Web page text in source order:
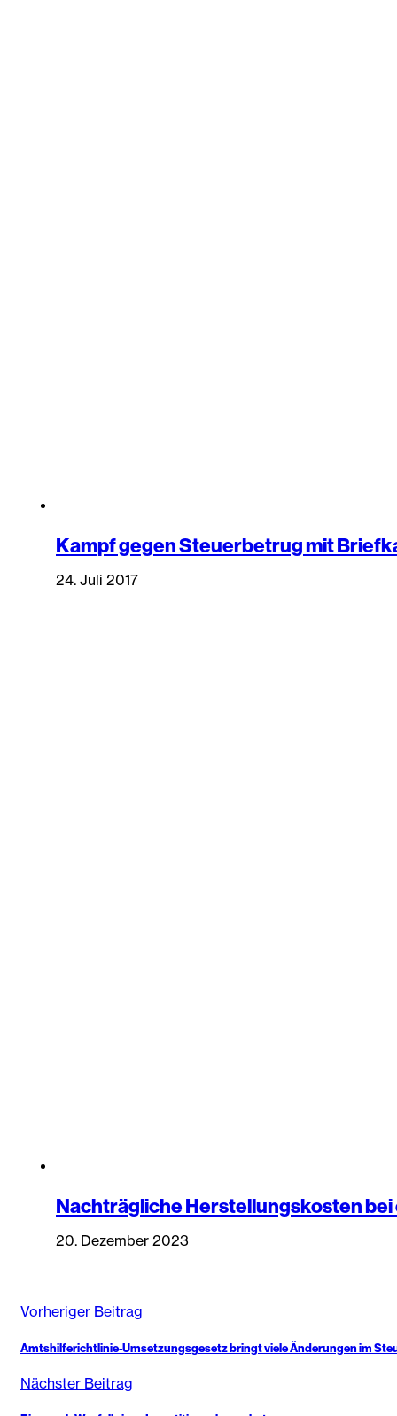
Kampf gegen Steuerbetrug mit
24. Juli 2017
Nachträgliche Herstellungskosten bei
20. Dezember 2023
Vorheriger Beitrag
Amtshilferichtlinie-Umsetzungsgesetz bringt viele Änderungen im
Nächster Beitrag